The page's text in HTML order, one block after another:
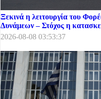
Ξεκινά η λειτουργία του
Δυνάμεων – Στόχος η
2026-08-08 03:53:37